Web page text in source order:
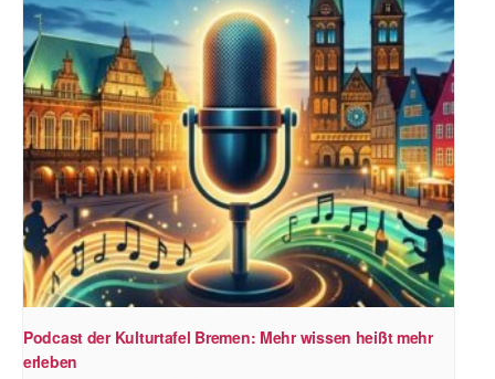
Podcast der Kulturtafel Bremen: Mehr wissen heißt mehr
erleben